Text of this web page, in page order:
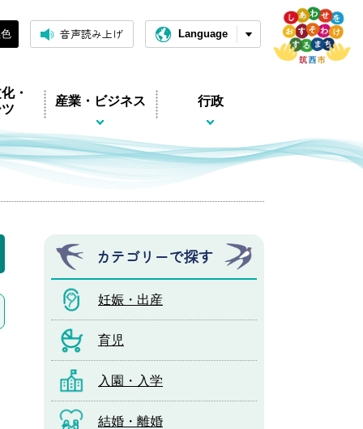
音声読み上げ Language
・
産業・ビジネス 行政
カテゴリーで探す
妊娠・出産
育児
入園・入学
結婚・離婚